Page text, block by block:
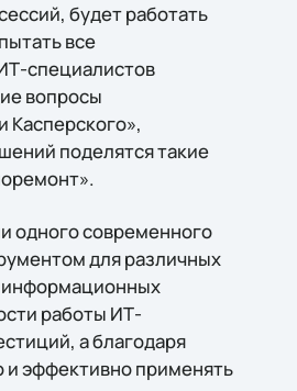
будет работать
все
специалистов
вопросы
Касперского»,
поделятся такие
одного современного
для различных
информационных
работы ИТ-
а благодаря
эффективно применять